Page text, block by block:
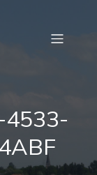
4533-